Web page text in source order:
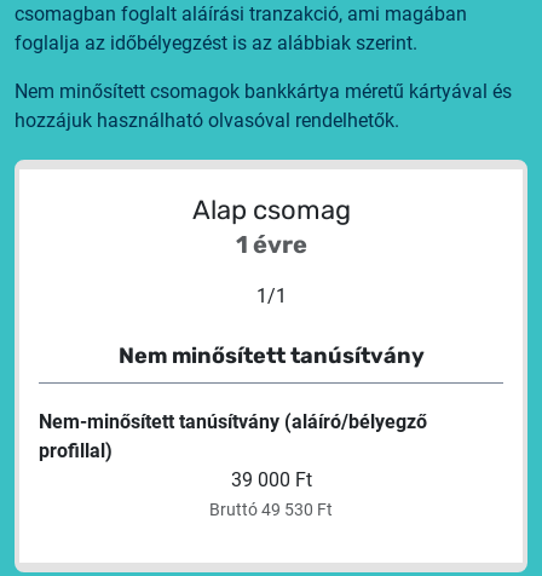
csomagban foglalt aláírási tranzakció, ami magában
foglalja az időbélyegzést is az alábbiak szerint.
Nem minősített csomagok bankkártya méretű kártyával és
hozzájuk használható olvasóval rendelhetők.
Alap csomag
1 évre
1 /1
Nem minősített tanúsítvány
Nem-minősített tanúsítvány (aláíró/bélyegző
profillal)
39 000 Ft
Bruttó 49 530 Ft